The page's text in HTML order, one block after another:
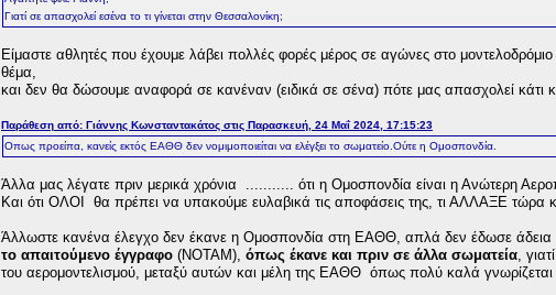
Γιατί σε απασχολεί εσένα το τι γίνεται στην Θεσσαλονίκη;
Είμαστε αθλητές που έχουμε λάβει πολλές φορές μέρος σε αγώνες στο
θέμα,
και δεν θα δώσουμε αναφορά σε κανέναν (ειδικά σε σένα) πότε μας απασχολεί κάτι
Παράθεση από: Γιάννης Κωνσταντακάτος στις Παρασκευή, 24 Μαΐ 2024, 17:15:23
Οπως προείπα, κανείς εκτός ΕΑΘΘ δεν νομιμοποιείται να ελέγξει το σωματείο.Ούτε η Ομοσπονδία.
Άλλα μας λέγατε πριν μερικά χρόνια ........... ότι η Ομοσπονδία είναι η Ανώτερη
Και ότι ΟΛΟΙ θα πρέπει να υπακούμε ευλαβικά τις αποφάσεις της, τι ΑΛΛΑΞΕ τώρα
Άλλωστε κανένα έλεγχο δεν έκανε η Ομοσπονδία στη ΕΑΘΘ, απλά δεν έδωσε άδεια
το απαιτούμενο έγγραφο (ΝΟΤΑΜ), όπως έκανε και πριν σε άλλα σωματεία ,
του αερομοντελισμού, μεταξύ αυτών και μέλη της ΕΑΘΘ όπως πολύ καλά γνωρίζεται